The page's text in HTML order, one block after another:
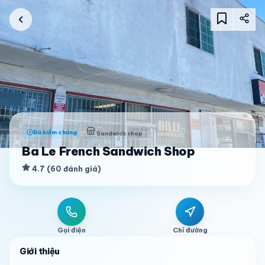
Đã kiểm chứng Sandwich shop
Ba Le French Sandwich Shop
4.7 (60 đánh giá)
Gọi điện Chỉ đường
Giới thiệu